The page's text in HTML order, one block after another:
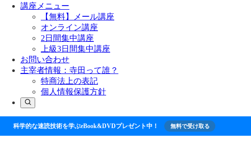
講座メニュー
【無料】メール講座
オンライン講座
2日間集中講座
上級3日間集中講座
お問い合わせ
主宰者情報：寺田って誰？
特商法上の表記
個人情報保護方針
科学的な速読技術を学ぶeBook&DVDプレゼント中！ 無料で受け取る